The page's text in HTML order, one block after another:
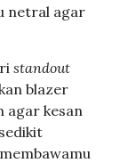
netral agar
standout
blazer
agar kesan